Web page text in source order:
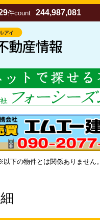
件count 244,987,081
下の物件とは関係ありません。